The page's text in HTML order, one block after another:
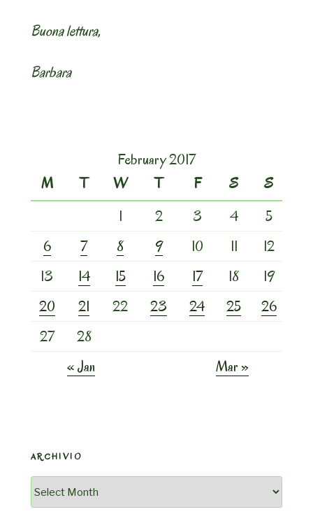
Buona lettura,
Barbara
February 2017
M
T W T F S
S
1
2 3 4
5
6
7 8 9 10 11
12
13
14 15 16 17 18
19
20
21 22 23 24 25
26
27
28
« Jan
Mar »
ARCHIVIO
Archivio